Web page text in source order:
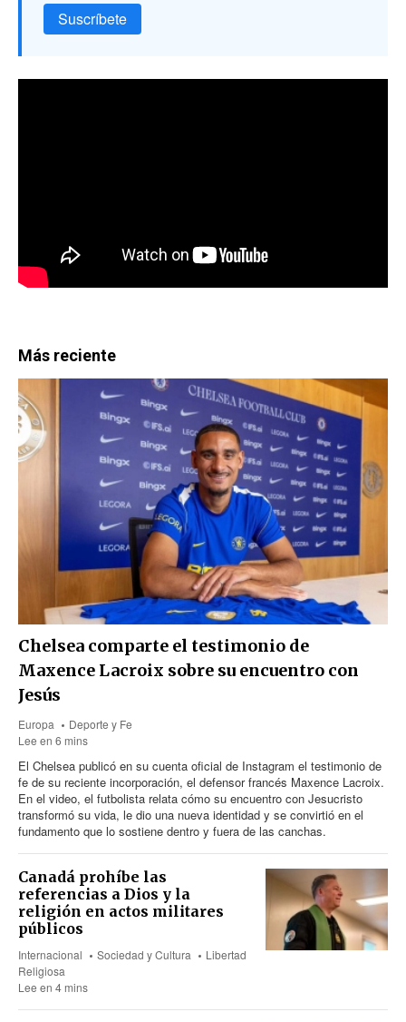
Suscríbete
Más reciente
Chelsea comparte el testimonio de
Maxence Lacroix sobre su encuentro con
Jesús
Europa
Deporte y Fe
Lee en 6 mins
El Chelsea publicó en su cuenta oficial de Instagram el testimonio de
fe de su reciente incorporación, el defensor francés Maxence Lacroix.
En el video, el futbolista relata cómo su encuentro con Jesucristo
transformó su vida, le dio una nueva identidad y se convirtió en el
fundamento que lo sostiene dentro y fuera de las canchas.
Canadá prohíbe las
referencias a Dios y la
religión en actos militares
públicos
Internacional Sociedad y Cultura
Libertad
Religiosa
Lee en 4 mins